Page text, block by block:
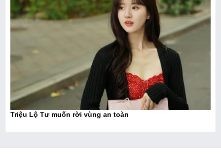
Triệu Lộ Tư muốn rời vùng an toàn